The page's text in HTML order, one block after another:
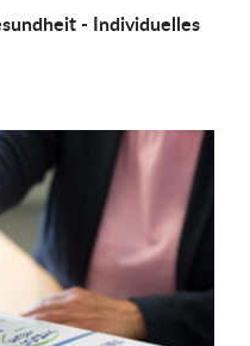
- Individu­elles